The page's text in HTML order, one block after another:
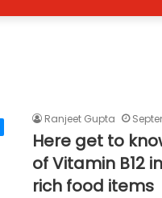
Ranjeet Gupta
Here get to
of Vitamin B12
rich food items